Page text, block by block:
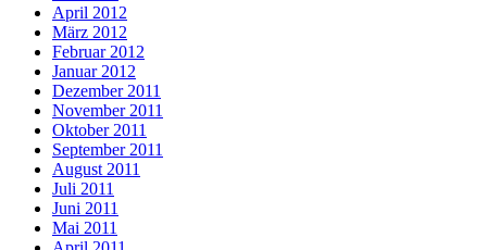
April 2012
März 2012
Februar 2012
Januar 2012
Dezember 2011
November 2011
Oktober 2011
September 2011
August 2011
Juli 2011
Juni 2011
Mai 2011